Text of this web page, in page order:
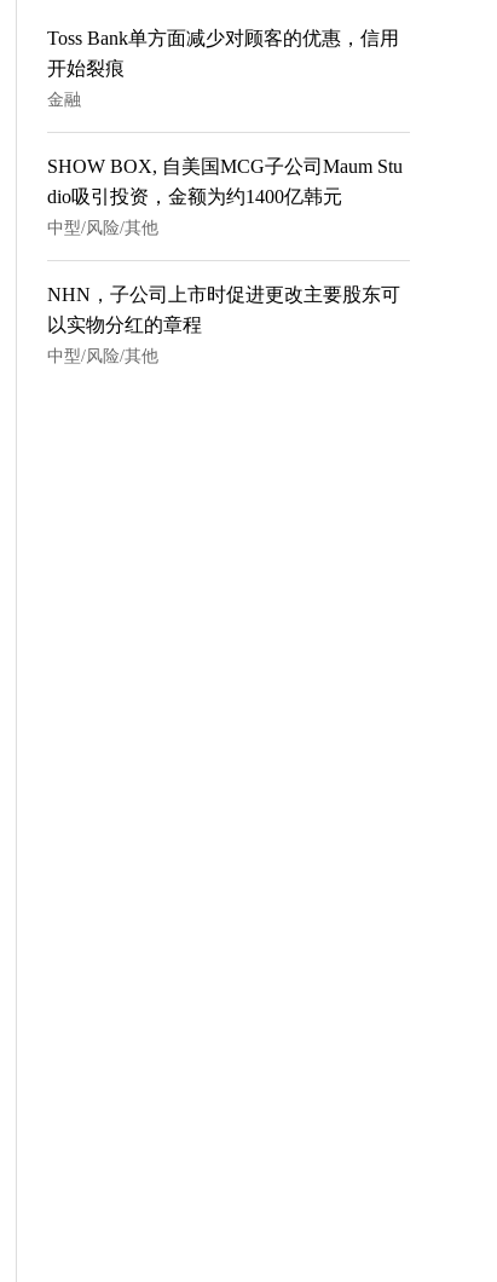
Toss Bank单方面减少对顾客的优惠，信用
开始裂痕
金融
SHOW BOX, 自美国MCG子公司Maum Stu
dio吸引投资，金额为约1400亿韩元
中型/风险/其他
NHN，子公司上市时促进更改主要股东可
以实物分红的章程
中型/风险/其他